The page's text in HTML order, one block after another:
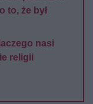
to, że był
nasi
religii